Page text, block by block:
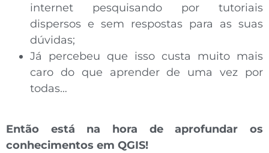
internet pesquisando por tutoriais
dispersos e sem respostas para as suas
dúvidas;
Já percebeu que isso custa muito mais
caro do que aprender de uma vez por
todas…
Então
está na hora de aprofundar os
conhecimentos em QGIS!